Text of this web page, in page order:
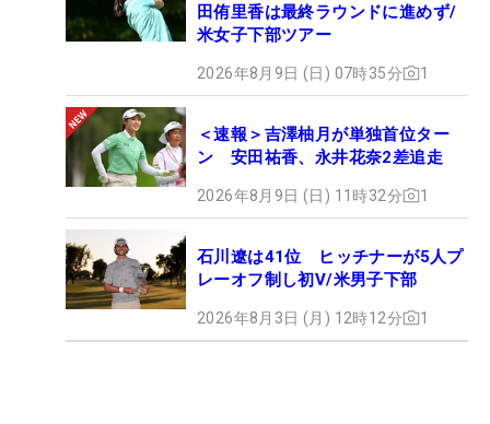
田侑里香は最終ラウンドに進めず/
米女子下部ツアー
2026年8月9日 (日) 07時35分 1
＜速報＞吉澤柚月が単独首位ター
ン 安田祐香、永井花奈2差追走
2026年8月9日 (日) 11時32分 1
石川遼は41位 ヒッチナーが5人プ
レーオフ制し初V/米男子下部
2026年8月3日 (月) 12時12分 1